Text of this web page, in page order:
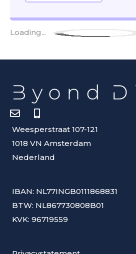
Loading...
Weesperstraat 107-121
1018 VN Amsterdam
Nederland
IBAN: NL77INGB0111868831
BTW: NL867730808B01
KVK: 96719559